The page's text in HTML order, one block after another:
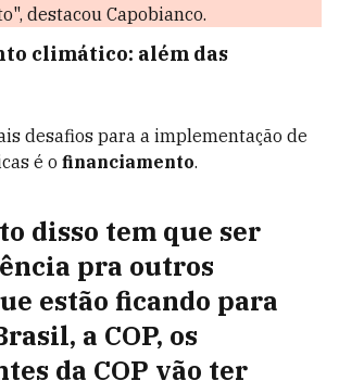
destacou Capobianco.
climático: além das
desafios para a implementação de
é o financiamento.
disso tem que ser
pra outros
estão ficando para
a COP, os
da COP vão ter